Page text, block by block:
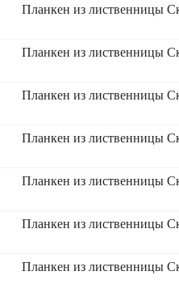
Планкен из лиственницы
Планкен из лиственницы
Планкен из лиственницы
Планкен из лиственницы
Планкен из лиственницы
Планкен из лиственницы
Планкен из лиственницы